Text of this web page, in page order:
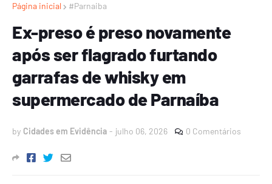
Página inicial #Parnaiba
Ex-preso é preso novamente
após ser flagrado furtando
garrafas de whisky em
supermercado de Parnaíba
by Cidades em Evidência - julho 06, 2026 0 Comentários